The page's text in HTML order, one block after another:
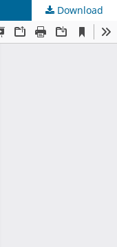
Download